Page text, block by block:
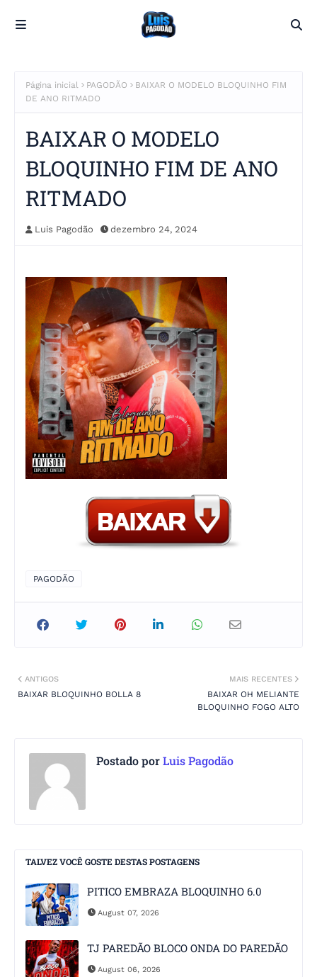
Página inicial PAGODÃO
BAIXAR O MODELO BLOQUINHO FIM
DE ANO RITMADO
BAIXAR O MODELO
BLOQUINHO FIM DE ANO
RITMADO
Luis Pagodão dezembro 24, 2024
PAGODÃO
MAIS RECENTES
BAIXAR OH MELIANTE
BLOQUINHO FOGO ALTO
ANTIGOS
BAIXAR BLOQUINHO BOLLA 8
Postado porLuis Pagodão
TALVEZ VOCÊ GOSTE DESTAS POSTAGENS
PITICO EMBRAZA BLOQUINHO 6.0
August 07, 2026
TJ PAREDÃO BLOCO ONDA DO PAREDÃO
August 06, 2026